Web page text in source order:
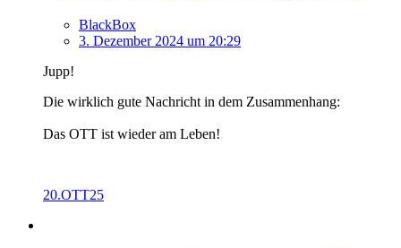
BlackBox
3. Dezember 2024 um 20:29
Jupp!
Die wirklich gute Nachricht in dem Zusammenhang:
Das OTT ist wieder am Leben!
20.OTT25